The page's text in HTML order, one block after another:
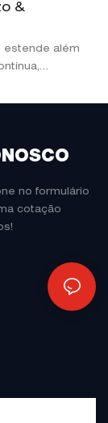
&
estende além
o seu
no formulário
cotação